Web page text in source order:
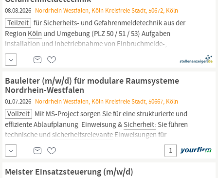
08.08.2026 Nordrhein Westfalen, Köln Kreisfreie Stadt, 50672, Köln
Teilzeit fürSicherheits- und Gefahrenmeldetechnik aus der
Region Köln und Umgebung (PLZ 50 / 51 / 53) Aufgaben
Installation und Inbetriebnahme von Einbruchmelde-,
Fernüberwachungs- und Videoalarmierungsanlagen sowie
Brandwarnanlagen bei unseren Kunden. Service sowie
Instandhaltung dieser Anlagen. Noch keine Erfahrung mit
Sicherheitstechnik?Kein Problem!
Bauleiter (m/w/d) für modulare Raumsysteme
Nordrhein-Westfalen
01.07.2026 Nordrhein Westfalen, Köln Kreisfreie Stadt, 50667, Köln
Vollzeit Mit MS-Project sorgen Sie für eine strukturierte und
effiziente Ablaufplanung ️ Einweisung & Sicherheit: Sie führen
technische und sicherheitsrelevante Einweisungen für
Nachunternehmer durch Ansprechpartner für Auftraggeber: Sie
sind zentrale Kontaktperson, koordinieren Anliegen und sorgen
für eine klare, verbindliche Kommunikation...
1
Meister Einsatzsteuerung (m/w/d)